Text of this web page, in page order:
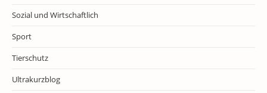
Sozial und Wirtschaftlich
Sport
Tierschutz
Ultrakurzblog